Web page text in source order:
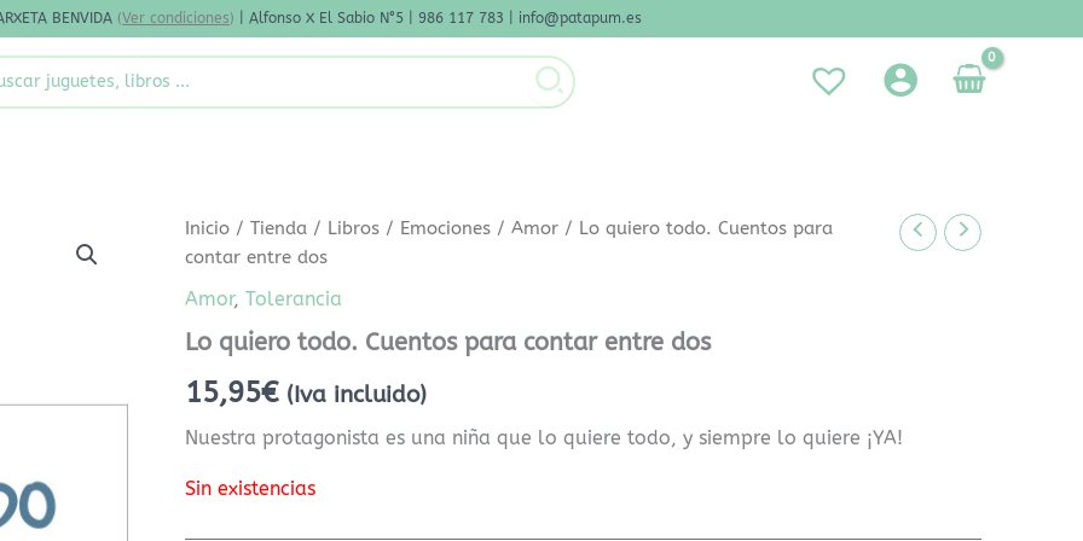
BENVIDA (Ver condiciones) | Alfonso X El Sabio N°5 | 986 117 783 | info@patapum.es
Inicio /Tienda / Libros / Emociones /Amor / Lo quiero todo. Cuentos para
contar entre dos
Amor,Tolerancia
Lo quiero todo. Cuentos para contar entre dos
15,95€ (Iva incluido)
Nuestra protagonista es una niña que lo quiere todo, y siempre lo quiere ¡YA!
Sin existencias